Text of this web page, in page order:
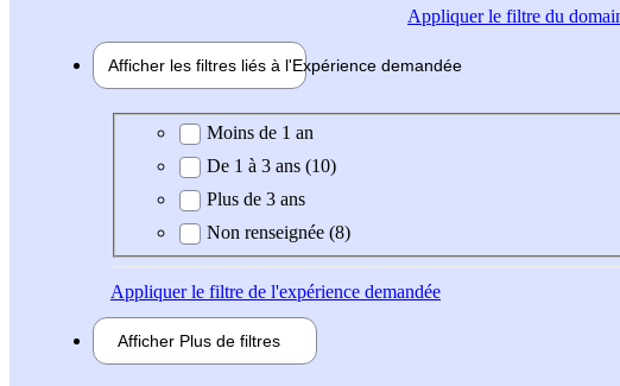
Appliquerle filtre du
Afficher les filtres liés à l'Expérience demandée
Expérience demandée
Moins de 1 an
De 1 à 3 ans (10)
Plus de 3 ans
Non renseignée (8)
Appliquerle filtre de l'expérience demandée
Afficher Plus de filtres